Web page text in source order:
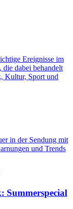
Ereignisse im
dabei behandelt
Kultur, Sport und
in der Sendung mit
und Trends
: Summerspecial